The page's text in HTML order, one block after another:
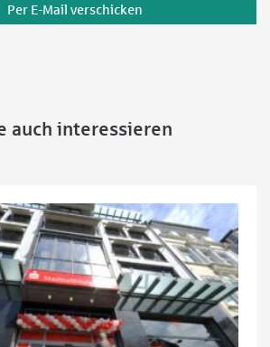
Per E-Mail verschicken
auch interessieren